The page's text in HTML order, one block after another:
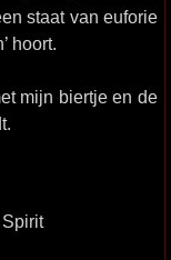
staat van euforie
hoort.
mijn biertje en de